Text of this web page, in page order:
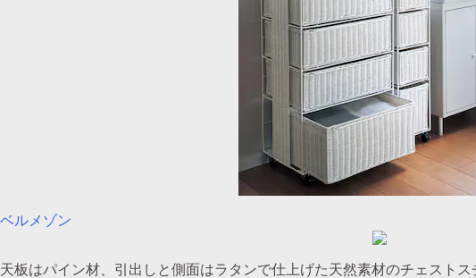
ベルメゾン
天板はパイン材、引出しと側面はラタンで仕上げた天然素材のチェスト